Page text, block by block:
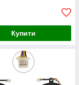
Купити